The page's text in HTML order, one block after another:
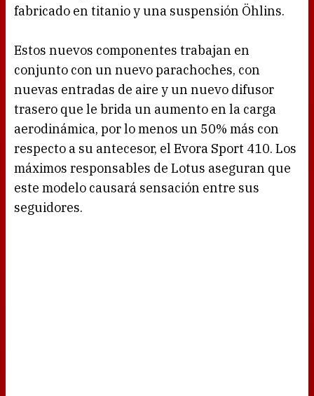
fabricado en titanio y una suspensión Öhlins.
Estos nuevos componentes trabajan en
conjunto con un nuevo parachoches, con
nuevas entradas de aire y un nuevo difusor
trasero que le brida un aumento en la carga
aerodinámica, por lo menos un 50% más con
respecto a su antecesor, el Evora Sport 410. Los
máximos responsables de Lotus aseguran que
este modelo causará sensación entre sus
seguidores.